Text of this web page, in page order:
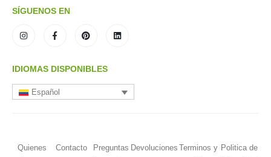
SÍGUENOS EN
IDIOMAS DISPONIBLES
Español
Quienes
Contacto
Preguntas Devoluciones Terminos y Politica de